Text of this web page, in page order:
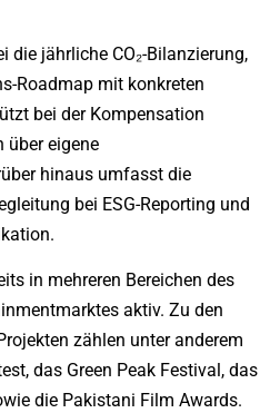
die jährliche CO₂-Bilanzierung,
Roadmap mit konkreten
bei der Kompensation
über eigene
hinaus umfasst die
bei ESG-Reporting und
in mehreren Bereichen des
aktiv. Zu den
zählen unter anderem
das Green Peak Festival, das
die Pakistani Film Awards.